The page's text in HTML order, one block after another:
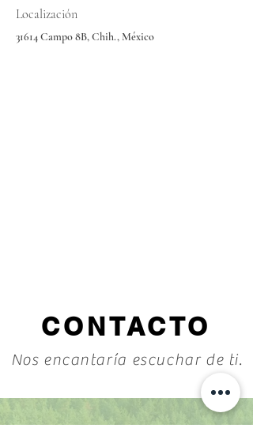
Localización
31614 Campo 8B, Chih., México
CONTACTO
Nos encantaría escuchar de ti.